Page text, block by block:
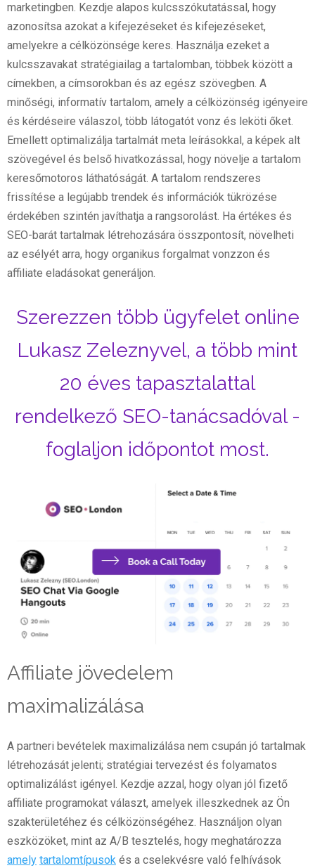
marketingben. Kezdje alapos kulcsszókutatással, hogy
azonosítsa azokat a kifejezéseket és kifejezéseket,
amelyekre a célközönsége keres. Használja ezeket a
kulcsszavakat stratégiailag a tartalomban, többek között a
címekben, a címsorokban és az egész szövegben. A
minőségi, informatív tartalom, amely a célközönség igényeire
és kérdéseire válaszol, több látogatót vonz és leköti őket.
Emellett optimalizálja tartalmát meta leírásokkal, a képek alt
szövegével és belső hivatkozással, hogy növelje a tartalom
keresőmotoros láthatóságát. A tartalom rendszeres
frissítése a legújabb trendek és információk tükrözése
érdekében szintén javíthatja a rangsorolást. Ha értékes és
SEO-barát tartalmak létrehozására összpontosít, növelheti
az esélyét arra, hogy organikus forgalmat vonzzon és
affiliate eladásokat generáljon.
Szerezzen több ügyfelet online
Lukasz Zeleznyvel, a több mint
20 éves tapasztalattal
rendelkező SEO-tanácsadóval -
foglaljon időpontot most.
Affiliate jövedelem
maximalizálása
A partneri bevételek maximalizálása nem csupán jó tartalmak
létrehozását jelenti; stratégiai tervezést és folyamatos
optimalizálást igényel. Kezdje azzal, hogy olyan jól fizető
affiliate programokat választ, amelyek illeszkednek az Ön
szakterületéhez és célközönségéhez. Használjon olyan
eszközöket, mint az A/B tesztelés, hogy meghatározza
amely tartalomtípusok és a cselekvésre való felhívások